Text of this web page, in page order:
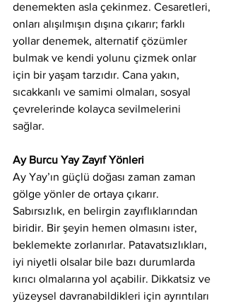
denemekten asla çekinmez. Cesaretleri,
onları alışılmışın dışına çıkarır; farklı
yollar denemek, alternatif çözümler
bulmak ve kendi yolunu çizmek onlar
için bir yaşam tarzıdır. Cana yakın,
sıcakkanlı ve samimi olmaları, sosyal
çevrelerinde kolayca sevilmelerini
sağlar.
Ay Burcu Yay Zayıf Yönleri
Ay Yay’ın güçlü doğası zaman zaman
gölge yönler de ortaya çıkarır.
Sabırsızlık, en belirgin zayıflıklarından
biridir. Bir şeyin hemen olmasını ister,
beklemekte zorlanırlar. Patavatsızlıkları,
iyi niyetli olsalar bile bazı durumlarda
kırıcı olmalarına yol açabilir. Dikkatsiz ve
yüzeysel davranabildikleri için ayrıntıları